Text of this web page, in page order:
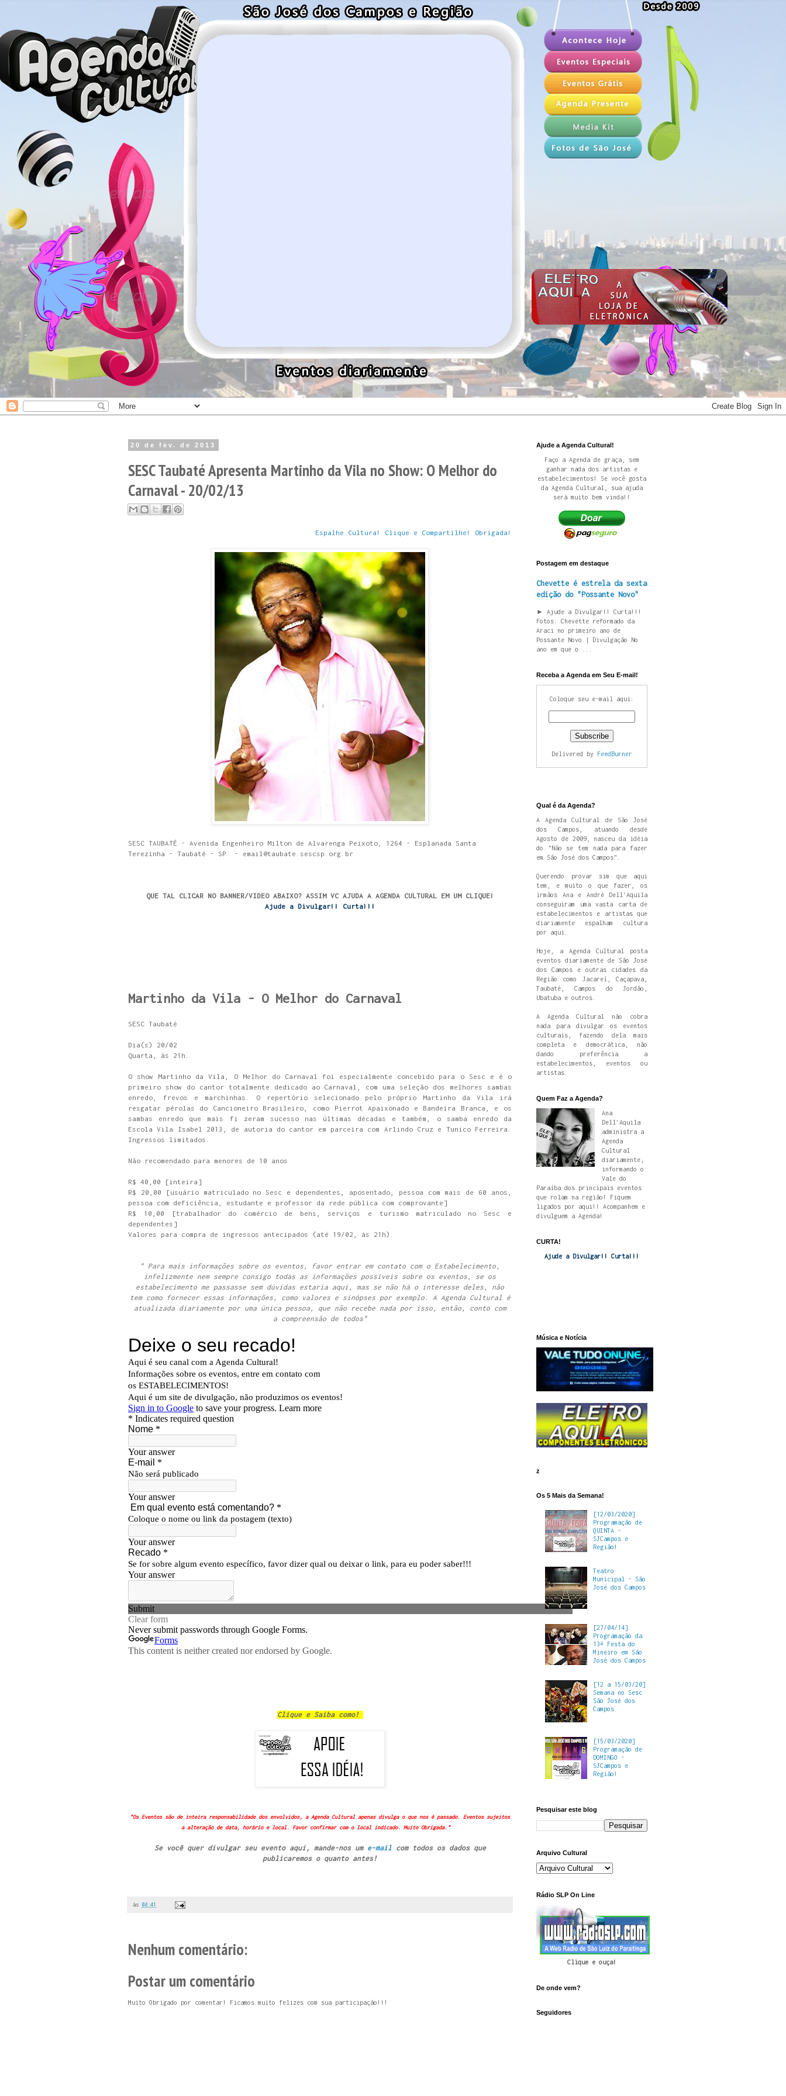
20 de fev. de 2013
SESC Taubaté Apresenta Martinho da Vila no Show: O Melhor do
Carnaval - 20/02/13
Espalhe Cultura! Clique e Compartilhe! Obrigada!
SESC TAUBATÉ - Avenida Engenheiro Milton de Alvarenga Peixoto, 1264 - Esplanada Santa
Terezinha - Taubaté - SP - email@taubate.sescsp.org.br
QUE TAL CLICAR NO BANNER/VIDEO ABAIXO? ASSIM VC AJUDA A AGENDA CULTURAL EM UM CLIQUE!
Ajude a Divulgar!! Curta!!!
Martinho da Vila - O Melhor do Carnaval
SESC Taubaté
Dia(s) 20/02
Quarta, às 21h.
O show Martinho da Vila, O Melhor do Carnaval foi especialmente concebido para o Sesc e é o
primeiro show do cantor totalmente dedicado ao Carnaval, com uma seleção dos melhores sambas
enredo, frevos e marchinhas. O repertório selecionado pelo próprio Martinho da Vila irá
resgatar pérolas do Cancioneiro Brasileiro, como Pierrot Apaixonado e Bandeira Branca, e os
sambas enredo que mais fi zeram sucesso nas últimas décadas e também, o samba enredo da
Escola Vila Isabel 2013, de autoria do cantor em parceira com Arlindo Cruz e Tunico Ferreira.
Ingressos limitados.
Não recomendado para menores de 10 anos
R$ 40,00
[inteira]
R$ 20,00
[usuário matriculado no Sesc e dependentes, aposentado, pessoa com mais de 60 anos,
pessoa com deficiência, estudante e professor da rede pública com comprovante]
R$ 10,00
[trabalhador do comércio de bens, serviços e turismo matriculado no Sesc e
dependentes]
Valores para compra de ingressos antecipados (até 19/02, às 21h).
" Para mais informações sobre os eventos, favor entrar em contato com o Estabelecimento,
infelizmente nem sempre consigo todas as informações possíveis sobre os eventos, se os
estabelecimento me passasse sem dúvidas estaria aqui, mas se não há o interesse deles, não
tem como fornecer essas informações, como valores e sinópses por exemplo. A Agenda Cultural é
atualizada diariamente por uma única pessoa, que não recebe nada por isso, então, conto com
a compreensão de todos"
Clique e Saiba como!
"Os Eventos são de inteira responsabilidade dos envolvidos, a Agenda Cultural apenas divulga o que nos é passado. Eventos sujeitos
a alteração de data, horário e local. Favor confirmar com o local indicado. Muito Obrigada."
Se você quer divulgar seu evento aqui, mande-nos um e-mailcom todos os dados que
publicaremos o quanto antes!
às 08:41
Nenhum comentário:
Postar um comentário
Muito Obrigado por comentar! Ficamos muito felizes com sua participação!!!
Ajude a Agenda Cultural!
Faço a Agenda de graça, sem
ganhar nada dos artistas e
estabelecimentos! Se você gosta
da Agenda Cultural, sua ajuda
será muito bem vinda!!
Postagem em destaque
Chevette é estrela da sexta
edição do "Possante Novo"
► Ajude a Divulgar!! Curta!!!
Fotos: Chevette reformado da
Araci no primeiro ano de
Possante Novo | Divulgação No
ano em que o ...
Receba a Agenda em Seu E-mail!
Coloque seu e-mail aqui:
Delivered by FeedBurner
Qual é da Agenda?
A Agenda Cultural de São José
dos Campos, atuando desde
Agosto de 2009, nasceu da idéia
do "Não se tem nada para fazer
em São José dos Campos".
Querendo provar sim que aqui
tem, e muito o que fazer, os
irmãos Ana e André Dell'Aquila
conseguiram uma vasta carta de
estabelecimentos e artistas que
diariamente espalham cultura
por aqui.
Hoje, a Agenda Cultural posta
eventos diariamente de São José
dos Campos e outras cidades da
Região como Jacareí, Caçapava,
Taubaté, Campos do Jordão,
Ubatuba e outros.
A Agenda Cultural não cobra
nada para divulgar os eventos
culturais, fazendo dela mais
completa e democrática, não
dando preferência a
estabelecimentos, eventos ou
artistas.
Quem Faz a Agenda?
Ana
Dell'Aquila
administra a
Agenda
Cultural
diariamente,
informando o
Vale do
Paraíba dos principais eventos
que rolam na região! Fiquem
ligados por aqui!! Acompanhem e
divulguem a Agenda!
CURTA!
Ajude a Divulgar!! Curta!!!
Música e Notícia
z
Os 5 Mais da Semana!
[12/03/2020]
Programação de
QUINTA -
SJCampos e
Região!
Teatro
Municipal - São
José dos Campos
[27/04/14]
Programação da
13ª Festa do
Mineiro em São
José dos Campos
[12 a 15/03/20]
Semana no Sesc
São José dos
Campos
[15/03/2020]
Programação de
DOMINGO -
SJCampos e
Região!
Pesquisar este blog
Arquivo Cultural
Rádio SLP On Line
Clique e ouça!
De onde vem?
Seguidores